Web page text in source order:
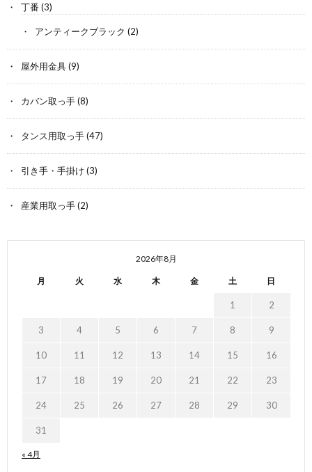
丁番 (3)
アンティークブラック (2)
屋外用金具(9)
カバン取っ手(8)
タンス用取っ手(47)
引き手・手掛け (3)
産業用取っ手(2)
2026年8月
月 火 水 木 金 土 日
« 4月
1 2
3 4 5 6 7 8 9
10 11 12 13 14 15 16
17 18 19 20 21 22 23
24 25 26 27 28 29 30
31